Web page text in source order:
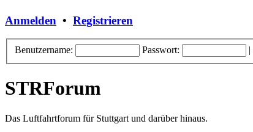
Anmelden • Registrieren
Benutzername: Passwort: |
STRForum
Das Luftfahrtforum für Stuttgart und darüber hinaus.